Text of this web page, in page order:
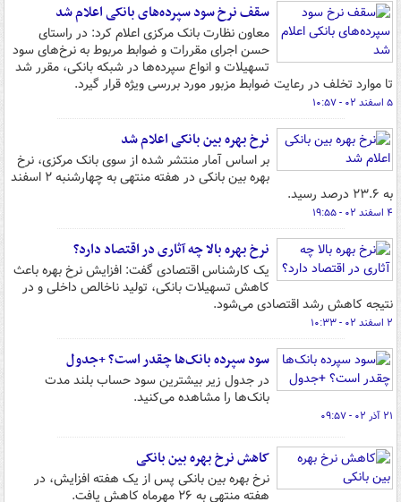
سقف نرخ سود سپرده‌های بانکی اعلام شد
معاون نظارت بانک مرکزی اعلام کرد: در راستای
حسن اجرای مقررات و ضوابط مربوط به نرخ‌های سود
تسهیلات و انواع سپرده‌ها در شبکه بانکی، مقرر شد
تا موارد تخلف در رعایت ضوابط مزبور مورد بررسی ویژه قرار گیرد.
۵ اسفند ۰۲ - ۱۰:۵۷
نرخ بهره بین بانکی اعلام شد
بر اساس آمار منتشر شده از سوی بانک مرکزی، نرخ
بهره بین بانکی در هفته منتهی به چهارشنبه ۲ اسفند
به ۲۳.۶ درصد رسید.
۴ اسفند ۰۲ - ۱۹:۵۵
نرخ بهره بالا چه آثاری در اقتصاد دارد؟
یک کارشناس اقتصادی گفت: افزایش نرخ بهره باعث
کاهش تسهیلات بانکی، تولید ناخالص داخلی و در
نتیجه کاهش رشد اقتصادی می‌شود.
۲ اسفند ۰۲ - ۱۰:۳۳
سود سپرده بانک‌ها چقدر است؟ +جدول
در جدول زیر بیشترین سود حساب بلند مدت
بانک‌ها را مشاهده می‌کنید.
۲۱ آذر ۰۲ - ۰۹:۵۷
کاهش نرخ بهره بین بانکی
نرخ بهره بین بانکی پس از یک هفته افزایش، در
هفته منتهی به ۲۶ مهرماه کاهش یافت.